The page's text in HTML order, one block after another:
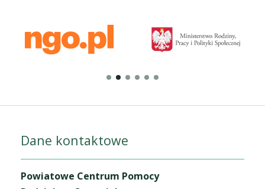
Dane kontaktowe
Powiatowe Centrum Pomocy